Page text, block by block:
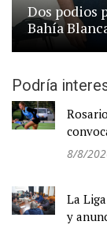
Dos podios
Bahía
Podría
8/8/
La
y